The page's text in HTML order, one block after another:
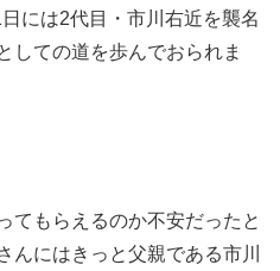
には2代目・市川右近を襲名
しての道を歩んでおられま
てもらえるのか不安だったと
んにはきっと父親である市川